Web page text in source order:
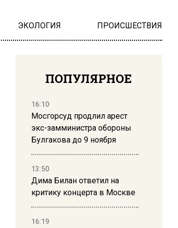
ЭКОЛОГИЯ ПРОИСШЕСТВИЯ
ПОПУЛЯРНОЕ
16:10
Мосгорсуд продлил арест
экс-замминистра обороны
Булгакова до 9 ноября
13:50
Дима Билан ответил на
критику концерта в Москве
16:19